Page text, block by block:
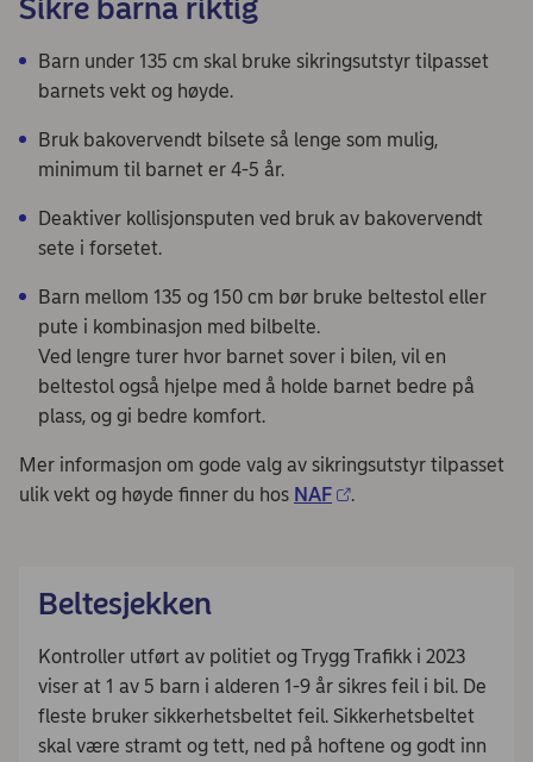
Sikre barna riktig
Barn under 135 cm skal bruke sikringsutstyr tilpasset
barnets vekt og høyde.
Bruk bakovervendt bilsete så lenge som mulig,
minimum til barnet er 4-5 år.
Deaktiver kollisjonsputen ved bruk av bakovervendt
sete i forsetet.
Barn mellom 135 og 150 cm bør bruke beltestol eller
pute i kombinasjon med bilbelte.
Ved lengre turer hvor barnet sover i bilen, vil en
beltestol også hjelpe med å holde barnet bedre på
plass, og gi bedre komfort.
Mer informasjon om gode valg av sikringsutstyr tilpasset
ulik vekt og høyde finner du hos NAF .
Beltesjekken
Kontroller utført av politiet og Trygg Trafikk i 2023
viser at 1 av 5 barn i alderen 1-9 år sikres feil i bil. De
fleste bruker sikkerhetsbeltet feil. Sikkerhetsbeltet
skal være stramt og tett, ned på hoftene og godt inn